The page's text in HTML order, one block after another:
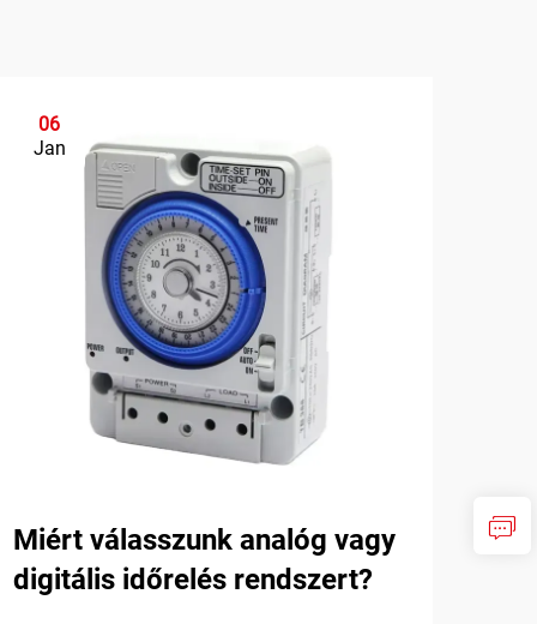
06
Jan
Miért válasszunk analóg vagy
digitális időrelés rendszert?